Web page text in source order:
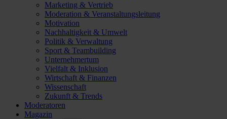
Marketing & Vertrieb
Moderation & Veranstaltungsleitung
Motivation
Nachhaltigkeit & Umwelt
Politik & Verwaltung
Sport & Teambuilding
Unternehmertum
Vielfalt & Inklusion
Wirtschaft & Finanzen
Wissenschaft
Zukunft & Trends
Moderatoren
Magazin